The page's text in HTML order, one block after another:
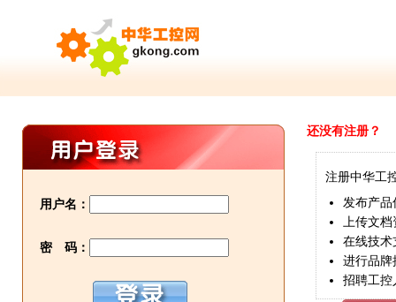
用户名：
密 码：
还没有注册？
注册中华工
发布产品
上传文档
在线技术
进行品牌
招聘工控